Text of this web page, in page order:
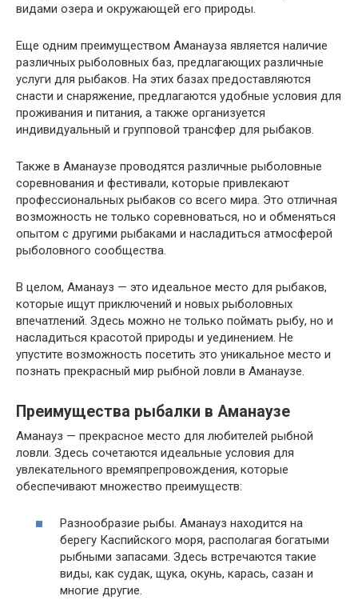
видами озера и окружающей его природы.
Еще одним преимуществом Аманауза является наличие
различных рыболовных баз, предлагающих различные
услуги для рыбаков. На этих базах предоставляются
снасти и снаряжение, предлагаются удобные условия для
проживания и питания, а также организуется
индивидуальный и групповой трансфер для рыбаков.
Также в Аманаузе проводятся различные рыболовные
соревнования и фестивали, которые привлекают
профессиональных рыбаков со всего мира. Это отличная
возможность не только соревноваться, но и обменяться
опытом с другими рыбаками и насладиться атмосферой
рыболовного сообщества.
В целом, Аманауз — это идеальное место для рыбаков,
которые ищут приключений и новых рыболовных
впечатлений. Здесь можно не только поймать рыбу, но и
насладиться красотой природы и уединением. Не
упустите возможность посетить это уникальное место и
познать прекрасный мир рыбной ловли в Аманаузе.
Преимущества рыбалки в Аманаузе
Аманауз — прекрасное место для любителей рыбной
ловли. Здесь сочетаются идеальные условия для
увлекательного времяпрепровождения, которые
обеспечивают множество преимуществ:
Разнообразие рыбы. Аманауз находится на
берегу Каспийского моря, располагая богатыми
рыбными запасами. Здесь встречаются такие
виды, как судак, щука, окунь, карась, сазан и
многие другие.